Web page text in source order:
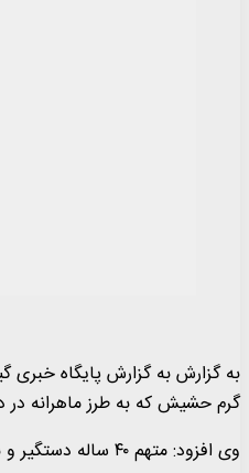
گرم حشیش که به طرز ماهرانه
وی افزود: متهم ۴۰ ساله دستگیر و به همراه مواد کشف شده برای سیر مراحل قانونی در اختیار مرجع قضائی قرار گرفت.